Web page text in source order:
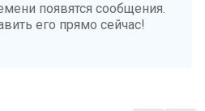
появятся сообщения.
его прямо сейчас!